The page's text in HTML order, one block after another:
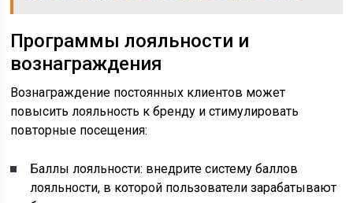
Программы лояльности и
вознаграждения
Вознаграждение постоянных клиентов может
повысить лояльность к бренду и стимулировать
повторные посещения:
Баллы лояльности: внедрите систему баллов
лояльности, в которой пользователи зарабатывают